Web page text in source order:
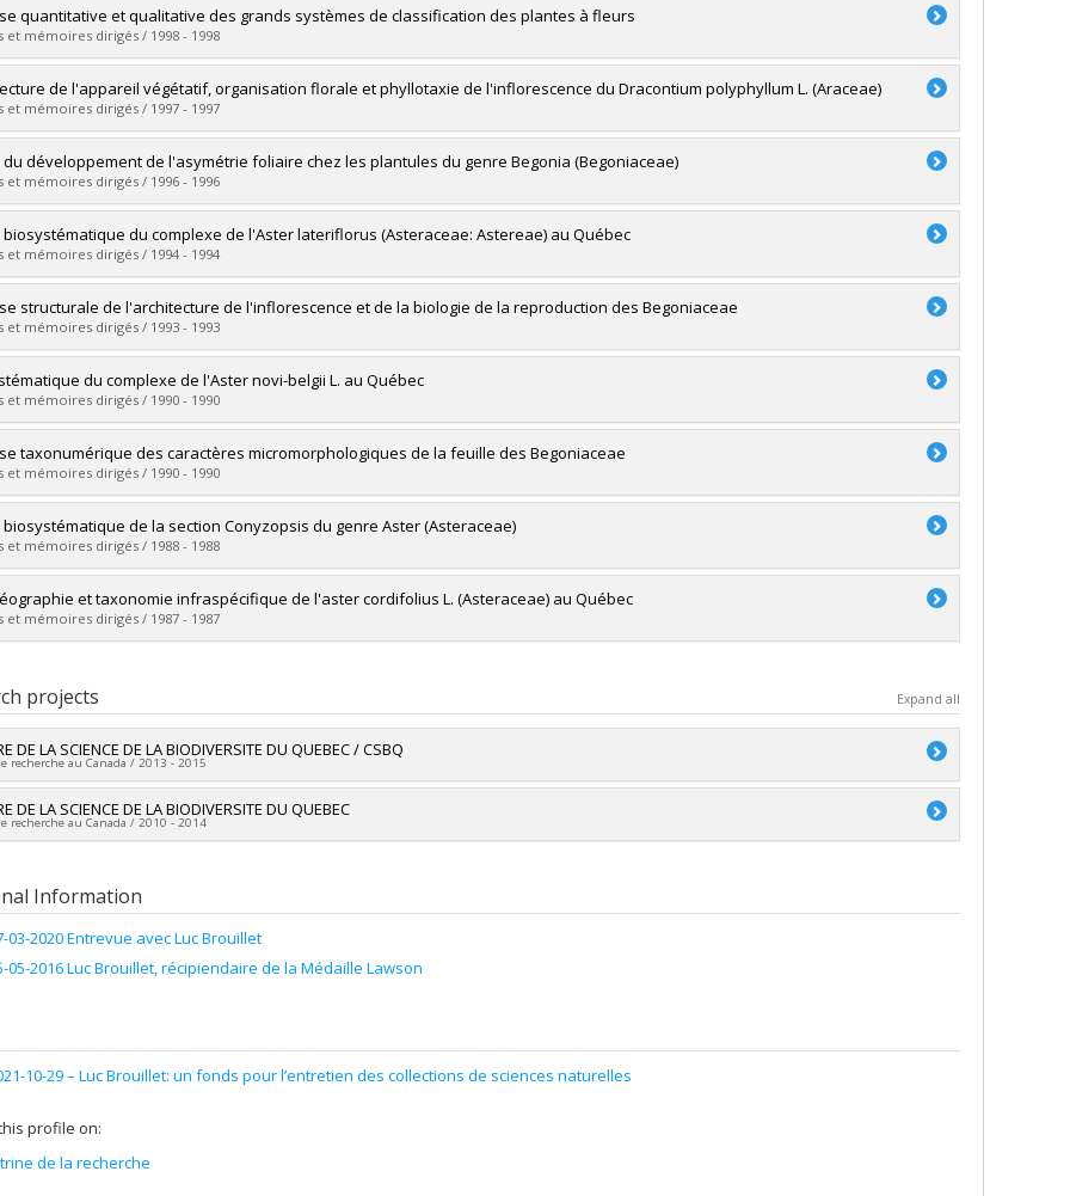
:Charest, René
Master's
:M. Sc.
le document dans Papyrus
quantitative et qualitative des grands systèmes de classification des plantes à fleurs
et mémoires dirigés / 1998 - 1998
: Cuerrier, Alain
Doctoral
:Ph. D.
le document dans Papyrus
de l'appareil végétatif, organisation florale et phyllotaxie de l'inflorescence du Dracontium polyphyllum L. (Araceae)
et mémoires dirigés / 1997 - 1997
:Poisson, Guylaine
Master's
:M. Sc.
le document dans Papyrus
du développement de l'asymétrie foliaire chez les plantules du genre Begonia (Begoniaceae)
et mémoires dirigés / 1996 - 1996
:Thibeault, Geneviève
Master's
:M. Sc.
le document dans Papyrus
biosystématique du complexe de l'Aster lateriflorus (Asteraceae: Astereae) au Québec
et mémoires dirigés / 1994 - 1994
:Bouchard, Denis
Master's
:M. Sc.
le document dans Papyrus
structurale de l'architecture de l'inflorescence et de la biologie de la reproduction des Begoniaceae
et mémoires dirigés / 1993 - 1993
:Goulet, Isabelle
Master's
:M. Sc.
le document dans Papyrus
du complexe de l'Aster novi-belgii L. au Québec
et mémoires dirigés / 1990 - 1990
:Labrecque, Jacques
Master's
:M. Sc.
le document dans Papyrus
taxonumérique des caractères micromorphologiques de la feuille des Begoniaceae
et mémoires dirigés / 1990 - 1990
:Cuerrier, Alain
Master's
:M. Sc.
le document dans Papyrus
biosystématique de la section Conyzopsis du genre Aster (Asteraceae)
et mémoires dirigés / 1988 - 1988
:Houle, Francine
Doctoral
:Ph. D.
et taxonomie infraspécifique de l'aster cordifolius L. (Asteraceae) au Québec
et mémoires dirigés / 1987 - 1987
Master's
:M. Sc.
le document dans Papyrus
projects Expand all
DE LA SCIENCE DE LA BIODIVERSITE DU QUEBEC / CSBQ
recherche au Canada / 2013 - 2015
: Luc Brouillet
: Andrew Gonzalez
DE LA SCIENCE DE LA BIODIVERSITE DU QUEBEC
recherche au Canada / 2010 - 2014
:Andrew Gonzalez
sources:FRQNT/Fonds de recherche du Québec - Nature et technologies (FQRNT)
programs:PVXXXXXX-(RS) Programme de regroupements stratégiques
Information
03-2020 Entrevue avec Luc Brouillet
05-2016 Luc Brouillet, récipiendaire de la Médaille Lawson
10-29 – Luc Brouillet: un fonds pour l’entretien des collections de sciences naturelles
profile on:
de la recherche